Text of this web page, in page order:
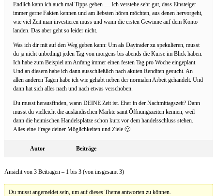
Endlich kann ich auch mal Tipps geben … Ich verstehe sehr gut, dass Einsteiger
immer gerne Fakten kennen und am liebsten hören möchten, aus denen hervorgeht,
wie viel Zeit man investieren muss und wann die ersten Gewinne auf dem Konto
landen. Das aber geht so leider nicht.
Was ich dir mit auf den Weg geben kann: Um als Daytrader zu spekulieren, musst
du ja nicht unbedingt jeden Tag von morgens bis abends die Kurse im Blick haben.
Ich habe zum Beispiel am Anfang immer einen festen Tag pro Woche eingeplant.
Und an diesem habe ich dann ausschließlich nach akuten Renditen gesucht. An
allen anderen Tagen habe ich wie gehabt neben der normalen Arbeit gehandelt. Und
dann hat sich alles nach und nach etwas verschoben.
Du musst herausfinden, wann DEINE Zeit ist. Eher in der Nachmittagszeit? Dann
musst du vielleicht die ausländischen Märkte samt Öffnungszeiten kennen, weil
dann die heimischen Handelsplätze schon kurz vor dem handelsschluss stehen.
Alles eine Frage deiner Möglichkeiten und Ziele 🙂
Autor Beiträge
Ansicht von 3 Beiträgen – 1 bis 3 (von insgesamt 3)
Du musst angemeldet sein, um auf dieses Thema antworten zu können.